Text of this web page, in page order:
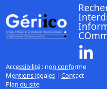
Accessibilité : non conforme
Mentions légales | Contact
Plan du site